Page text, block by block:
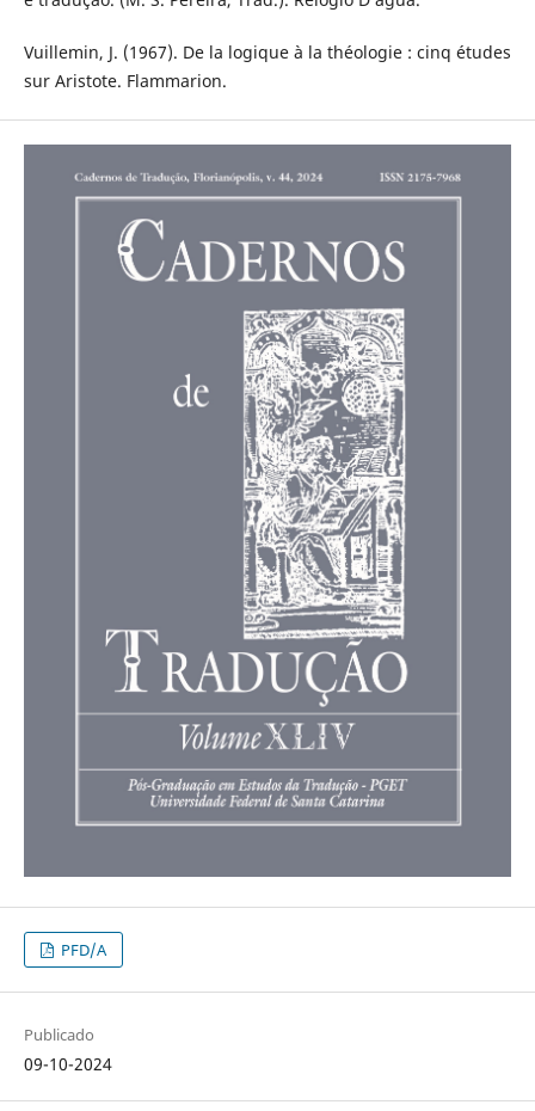
Vuillemin, J. (1967). De la logique à la théologie : cinq études
sur Aristote. Flammarion.
PFD/A
Publicado
09-10-2024